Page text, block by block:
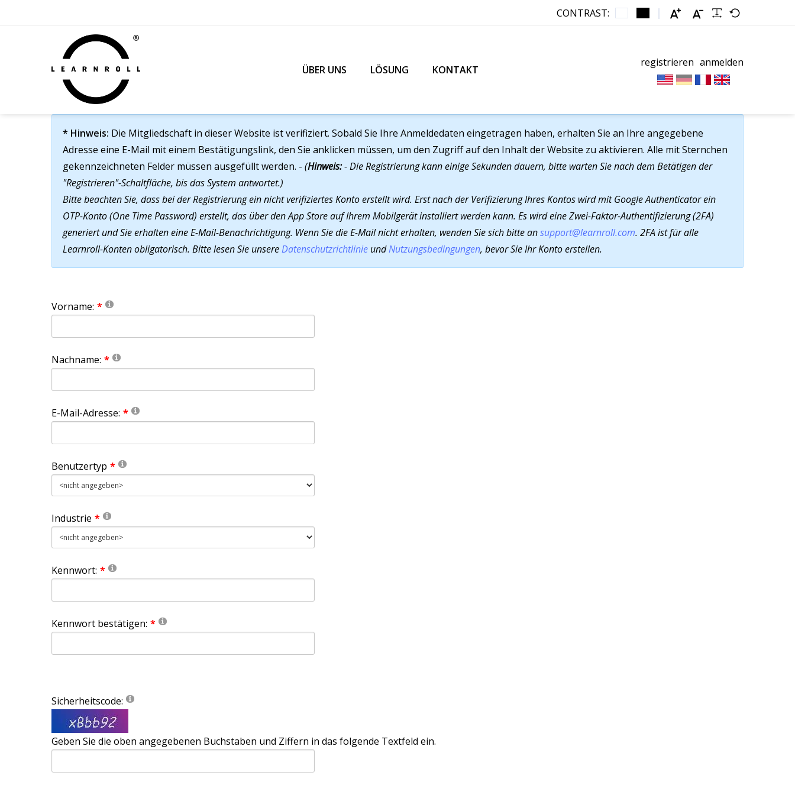
CONTRAST:
ÜBER UNS LÖSUNG KONTAKT
registrieren anmelden
* Hinweis: Die Mitgliedschaft in dieser Website ist verifiziert. Sobald Sie Ihre Anmeldedaten eingetragen haben, erhalten Sie an Ihre angegebene
Adresse eine E-Mail mit einem Bestätigungslink, den Sie anklicken müssen, um den Zugriff auf den Inhalt der Website zu aktivieren. Alle mit Sternchen
gekennzeichneten Felder müssen ausgefüllt werden. - (Hinweis:- Die Registrierung kann einige Sekunden dauern, bitte warten Sie nach dem Betätigen der
"Registrieren"-Schaltfläche, bis das System antwortet.)
Bitte beachten Sie, dass bei der Registrierung ein nicht verifiziertes Konto erstellt wird. Erst nach der Verifizierung Ihres Kontos wird mit Google Authenticator ein
OTP-Konto (One Time Password) erstellt, das über den App Store auf Ihrem Mobilgerät installiert werden kann. Es wird eine Zwei-Faktor-Authentifizierung (2FA)
generiert und Sie erhalten eine E-Mail-Benachrichtigung. Wenn Sie die E-Mail nicht erhalten, wenden Sie sich bitte ansupport@learnroll.com. 2FA ist für alle
Learnroll-Konten obligatorisch. Bitte lesen Sie unsereDatenschutzrichtlinie undNutzungsbedingungen, bevor Sie Ihr Konto erstellen.
Vorname:
Nachname:
E-Mail-Adresse:
Benutzertyp
Industrie
Kennwort:
Kennwort bestätigen:
Sicherheitscode:
Geben Sie die oben angegebenen Buchstaben und Ziffern in das folgende Textfeld ein.